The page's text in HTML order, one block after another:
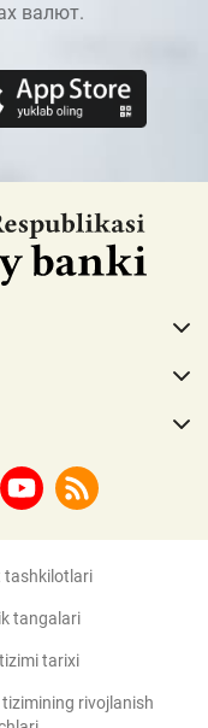
валют.
tashkilotlari
tangalari
tarixi
tizimining rivojlanish